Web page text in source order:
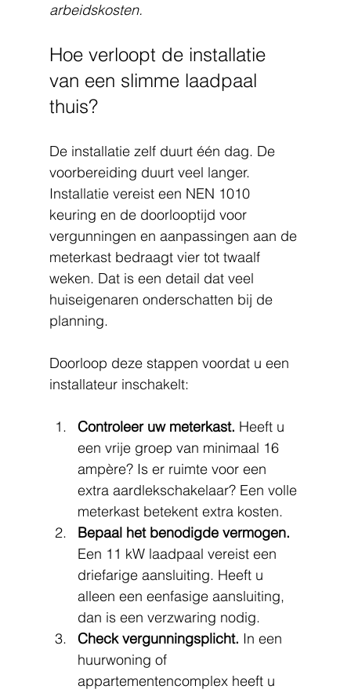
arbeidskosten.
Hoe verloopt de installatie
van een slimme laadpaal
thuis?
De installatie zelf duurt één dag. De
voorbereiding duurt veel langer.
Installatie vereist een NEN 1010
keuring en de doorlooptijd voor
vergunningen en aanpassingen aan de
meterkast bedraagt vier tot twaalf
weken. Dat is een detail dat veel
huiseigenaren onderschatten bij de
planning.
Doorloop deze stappen voordat u een
installateur inschakelt:
Controleer uw meterkast. Heeft u
een vrije groep van minimaal 16
ampère? Is er ruimte voor een
extra aardlekschakelaar? Een volle
meterkast betekent extra kosten.
Bepaal het benodigde vermogen.
Een 11 kW laadpaal vereist een
driefarige aansluiting. Heeft u
alleen een eenfasige aansluiting,
dan is een verzwaring nodig.
Check vergunningsplicht. In een
huurwoning of
appartementencomplex heeft u